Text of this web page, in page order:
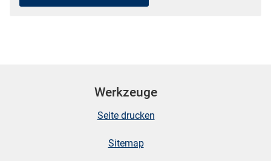
Werkzeuge
Seite drucken
Sitemap